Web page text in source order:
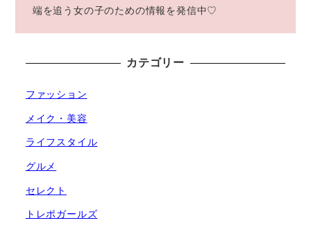
端を追う女の子のための情報を発信中♡
カテゴリー
ファッション
メイク・美容
ライフスタイル
グルメ
セレクト
トレポガールズ